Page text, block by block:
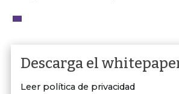
Descarga el
Leer política de privacidad